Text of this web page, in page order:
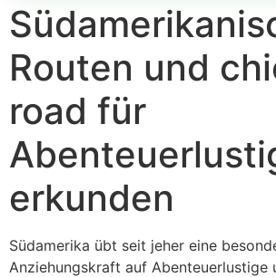
Routen und
road für
erkunden
Südamerika übt seit jeher eine
Anziehungskraft auf Abenteuerlustige